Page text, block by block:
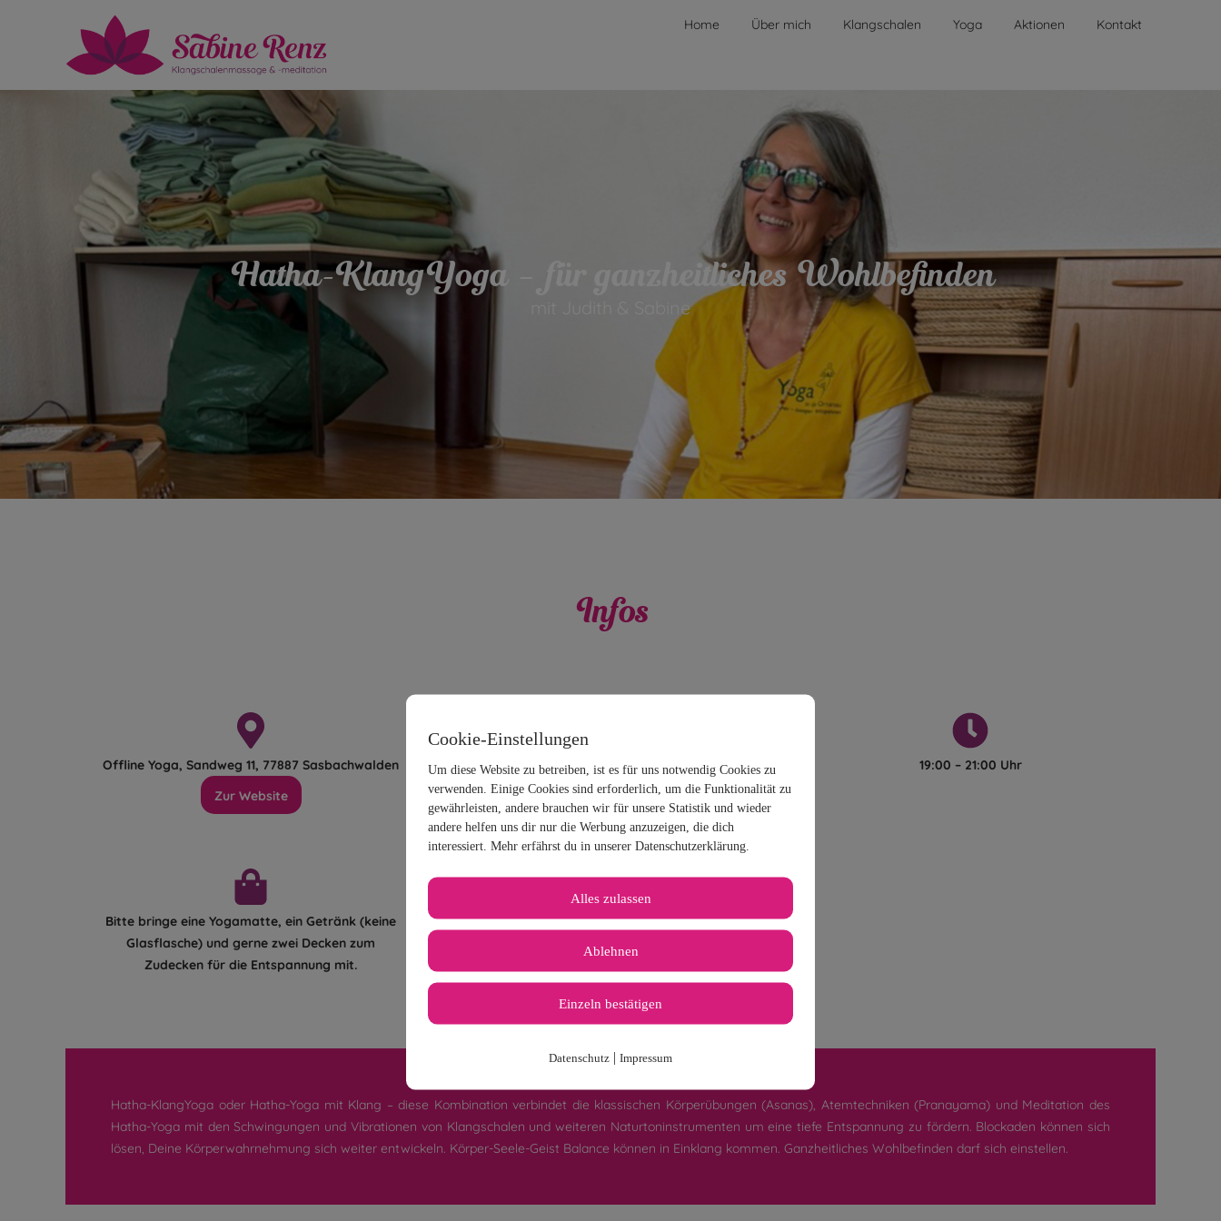
Home Über mich Klangschalen Yoga Aktionen Kontakt
Hatha-KlangYoga – für ganzheitliches Wohlbefinden
mit Judith & Sabine
Infos
Offline Yoga, Sandweg 11, 77887 Sasbachwalden
Zur Website
Freitag, 27. März 2026 19:00 – 21:00 Uhr
Bitte bringe eine Yogamatte, ein Getränk (keine
Glasflasche) und gerne zwei Decken zum
Zudecken für die Entspannung mit.
Energieausgleich pro Person: 39,00 €
Hatha-KlangYoga oder Hatha-Yoga mit Klang – diese Kombination verbindet die klassischen Körperübungen (Asanas), Atemtechniken (Pranayama) und Meditation des
Hatha-Yoga mit den Schwingungen und Vibrationen von Klangschalen und weiteren Naturtoninstrumenten um eine tiefe Entspannung zu fördern. Blockaden können sich
lösen, Deine Körperwahrnehmung sich weiter entwickeln. Körper-Seele-Geist Balance können in Einklang kommen. Ganzheitliches Wohlbefinden darf sich einstellen.
Cookie-Einstellungen
Um diese Website zu betreiben, ist es für uns notwendig Cookies zu
verwenden. Einige Cookies sind erforderlich, um die Funktionalität zu
gewährleisten, andere brauchen wir für unsere Statistik und wieder
andere helfen uns dir nur die Werbung anzuzeigen, die dich
interessiert. Mehr erfährst du in unserer Datenschutzerklärung.
Alles zulassen
Ablehnen
Einzeln bestätigen
Datenschutz | Impressum